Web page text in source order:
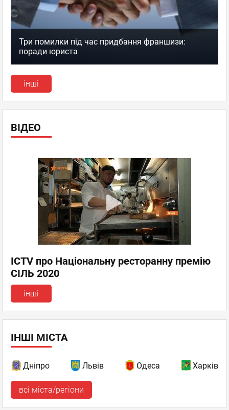
Три помилки під час придбання франшизи:
поради юриста
інші
ВІДЕО
ICTV про Національну ресторанну премію
СІЛЬ 2020
інші
ІНШІ МІСТА
Дніпро Львів Одеса Харків
всі міста/регіони